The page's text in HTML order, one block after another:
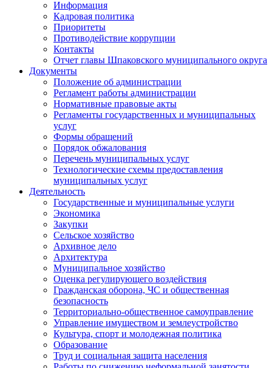
Информация
Кадровая политика
Приоритеты
Противодействие коррупции
Контакты
Отчет главы Шпаковского муниципального округа
Документы
Положение об администрации
Регламент работы администрации
Нормативные правовые акты
Регламенты государственных и муниципальных
услуг
Формы обращений
Порядок обжалования
Перечень муниципальных услуг
Технологические схемы предоставления
муниципальных услуг
Деятельность
Государственные и муниципальные услуги
Экономика
Закупки
Сельское хозяйство
Архивное дело
Архитектура
Муниципальное хозяйство
Оценка регулирующего воздействия
Гражданская оборона, ЧС и общественная
безопасность
Территориально-общественное самоуправление
Управление имуществом и землеустройство
Культура, спорт и молодежная политика
Образование
Труд и социальная защита населения